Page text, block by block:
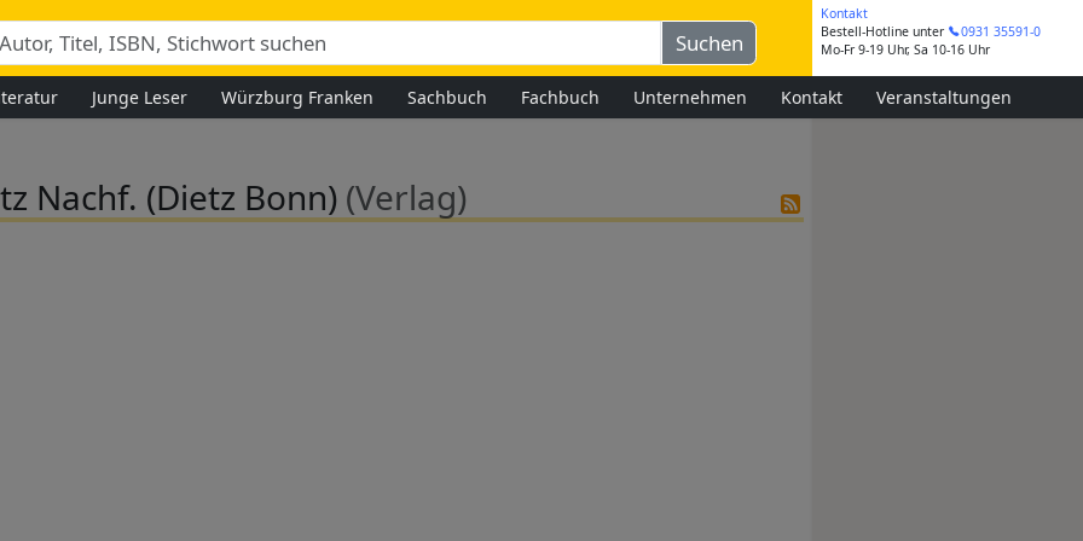
Kontakt
Bestell-Hotline unter
0931 35591-0
Mo-Fr 9-19 Uhr, Sa 10-16 Uhr
Junge Leser Würzburg Franken Sachbuch Fachbuch Unternehmen Kontakt Veranstaltungen
Nachf. (Dietz Bonn) (Verlag)